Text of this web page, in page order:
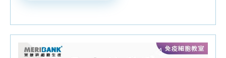
S),寬口玻璃奶瓶,品御月子餐試吃券(參加人數需滿6
組以上)
2026-07-07通知:異動講題(一) 敬請見諒
泌
體